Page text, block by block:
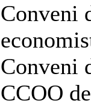
Conveni
Conveni
CCOO